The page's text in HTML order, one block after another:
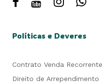
Políticas e Deveres
Contrato Venda Recorrente
Direito de Arrependimento